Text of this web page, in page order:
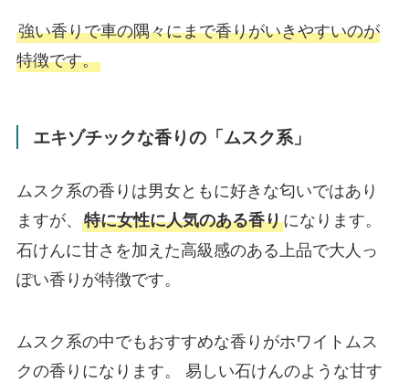
強い香りで車の隅々にまで香りがいきやすいのが
特徴です。
エキゾチックな香りの「ムスク系」
ムスク系の香りは男女ともに好きな匂いではあり
ますが、 特に女性に人気のある香りになります。
石けんに甘さを加えた高級感のある上品で大人っ
ぽい香りが特徴です。
ムスク系の中でもおすすめな香りがホワイトムス
クの香りになります。 易しい石けんのような甘す